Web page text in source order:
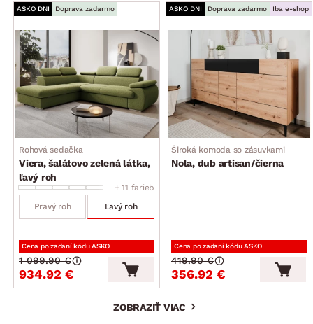
ASKO DNI Doprava zadarmo
Rohová sedačka
Viera, šalátovo zelená látka,
ľavý roh
+ 11 farieb
Pravý roh
Ľavý roh
Cena po zadaní kódu ASKO
934.92 €
1 099.90 €
ASKO DNI Doprava zadarmo Iba e-shop
Široká komoda so zásuvkami
Nola, dub artisan/čierna
Cena po zadaní kódu ASKO
356.92 €
419.90 €
ZOBRAZIŤ VIAC